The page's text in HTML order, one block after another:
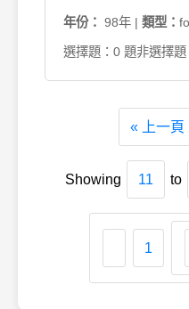
年份： 98年 | 類型：
選擇題：0 題非選擇
« 上一頁
Showing 11 to
1